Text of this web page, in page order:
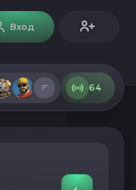
Вход
64